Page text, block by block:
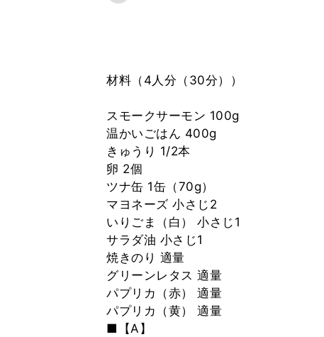
材料（4人分（30分））
スモークサーモン 100g
温かいごはん 400g
きゅうり 1/2本
卵 2個
ツナ缶 1缶（70g）
マヨネーズ 小さじ2
いりごま（白） 小さじ1
サラダ油 小さじ1
焼きのり 適量
グリーンレタス 適量
パプリカ（赤） 適量
パプリカ（黄） 適量
■【A】